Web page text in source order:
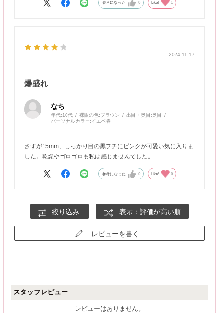
参考になった 0 Like! 1
2024.11.17
爆盛れ
なち
年代:10代 裸眼の色:ブラウン 出目・奥目:奥目
パーソナルカラー:イエベ春
さすが15mm、しっかり目の黒フチにピンクが可愛い気に入りま
した。乾燥やゴロゴロも私は感じませんでした。
参考になった 0 Like! 0
絞り込み 表示：評価が高い順
レビューを書く
スタッフレビュー
レビューはありません。